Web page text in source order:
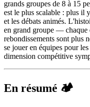
grands groupes de 8 à 15
est le plus scalable : plus il
et les débats animés.
en grand groupe — chaque
rebondissements sont plus
se jouer en équipes pour
dimension compétitive
En résumé 🏕️